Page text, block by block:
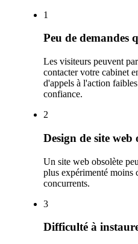
1
Peu de demandes
Les visiteurs peuvent
contacter votre cabinet
d'appels à l'action
confiance.
2
Design de site web
Un site web obsolète
plus expérimenté moins
concurrents.
3
Difficulté à